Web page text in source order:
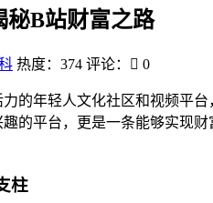
秘B站财富之路
热度：374 评论： 0
的年轻人文化社区和视频平
的平台，更是一条能够实现
柱